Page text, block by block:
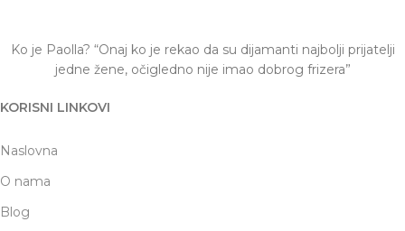
Ko je Paolla? “Onaj ko je rekao da su dijamanti najbolji prijatelji
jedne žene, očigledno nije imao dobrog frizera”
KORISNI LINKOVI
Naslovna
O nama
Blog